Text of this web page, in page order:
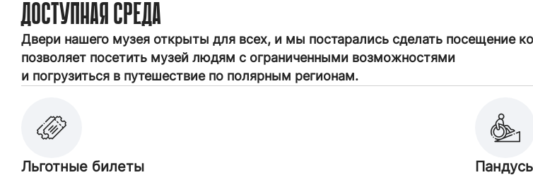
Двери нашего музея открыты для всех, и мы постарались сделать посещение
позволяет посетить музей людям с ограниченными возможностями
и погрузиться в путешествие по полярным регионам.
ДОСТУПНАЯ СРЕДА
Льготные билеты